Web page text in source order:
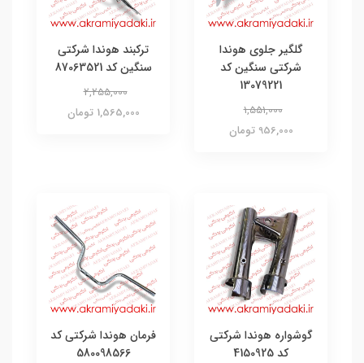
گلگیر جلوی هوندا
شرکتی سنگین کد
13079221
1,551,000
956,000 تومان
ترکبند هوندا شرکتی
سنگین کد 87063521
2,255,000
1,565,000 تومان
گوشواره هوندا شرکتی
کد 4150925
فرمان هوندا شرکتی کد
580098566